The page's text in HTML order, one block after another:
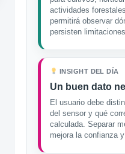
actividades
permitirá observar
persisten limitaciones.
INSIGHT DEL DÍA
Un buen dato
El usuario debe
del sensor y qué
calculada. Separar
mejora la confianza